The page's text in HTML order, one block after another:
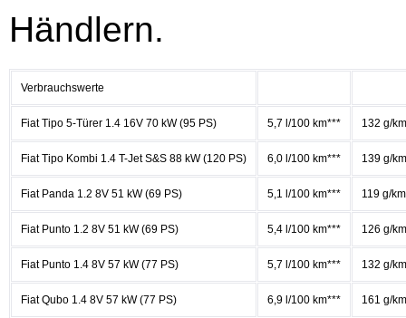
Händlern.
Verbrauchswerte
Fiat Tipo 5-Türer 1.4 16V 70 kW (95 PS) 5,7 l/100 km*** 132 g/
Fiat Tipo Kombi 1.4 T-Jet S&S 88 kW (120 PS) 6,0 l/100 km*** 139 g/
Fiat Panda 1.2 8V 51 kW (69 PS) 5,1 l/100 km*** 119 g/
Fiat Punto 1.2 8V 51 kW (69 PS) 5,4 l/100 km*** 126 g/
Fiat Punto 1.4 8V 57 kW (77 PS) 5,7 l/100 km*** 132 g/
Fiat Qubo 1.4 8V 57 kW (77 PS) 6,9 l/100 km*** 161 g/